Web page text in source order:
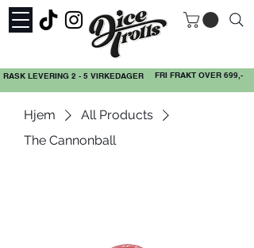
RASK LEVERING 2 - 5 VIRKEDAGER FRI FRAKT OVER 699,-
Hjem
All Products
The Cannonball